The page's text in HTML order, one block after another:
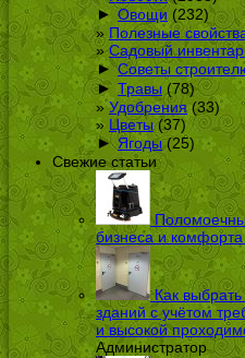
► Овощи (232)
Полезные
Садовый
► Советы
► Травы(78)
Удобрения(33)
Цветы(37)
► Ягоды(25)
Свежие статьи
бизнеса и комфорта
Как
зданий с учётом
и высокой
Администратор